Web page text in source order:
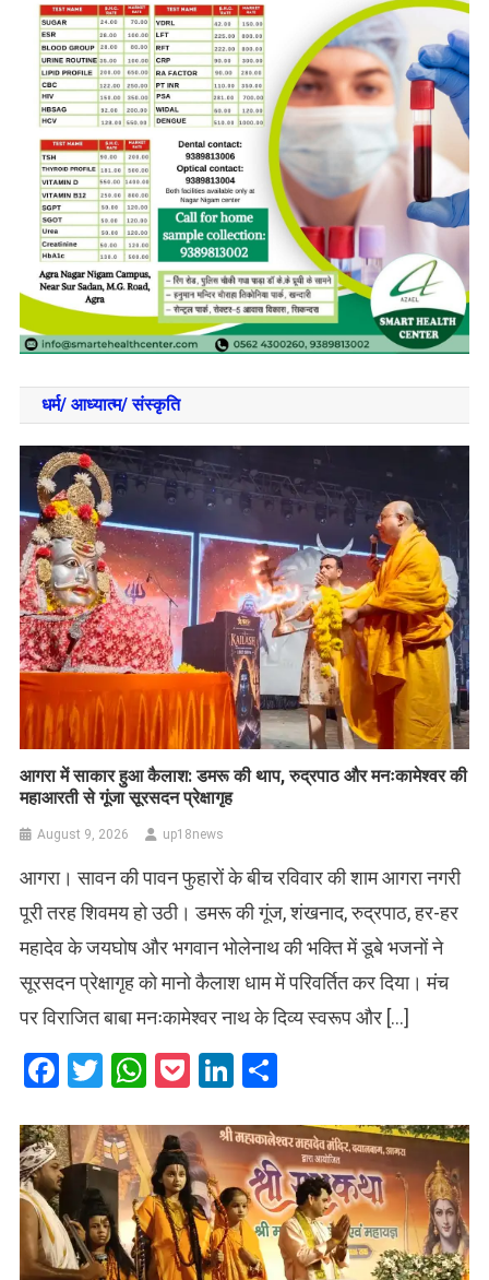
धर्म/ आध्‍यात्‍म/ संस्‍कृति
आगरा में साकार हुआ कैलाश: डमरू की थाप, रुद्रपाठ और मनःकामेश्वर की
महाआरती से गूंजा सूरसदन प्रेक्षागृह
August 9, 2026 up18news
आगरा। सावन की पावन फुहारों के बीच रविवार की शाम आगरा नगरी
पूरी तरह शिवमय हो उठी। डमरू की गूंज, शंखनाद, रुद्रपाठ, हर-हर
महादेव के जयघोष और भगवान भोलेनाथ की भक्ति में डूबे भजनों ने
सूरसदन प्रेक्षागृह को मानो कैलाश धाम में परिवर्तित कर दिया। मंच
पर विराजित बाबा मनःकामेश्वर नाथ के दिव्य स्वरूप और […]
Facebook
Twitter
WhatsApp
PocketLinkedIn